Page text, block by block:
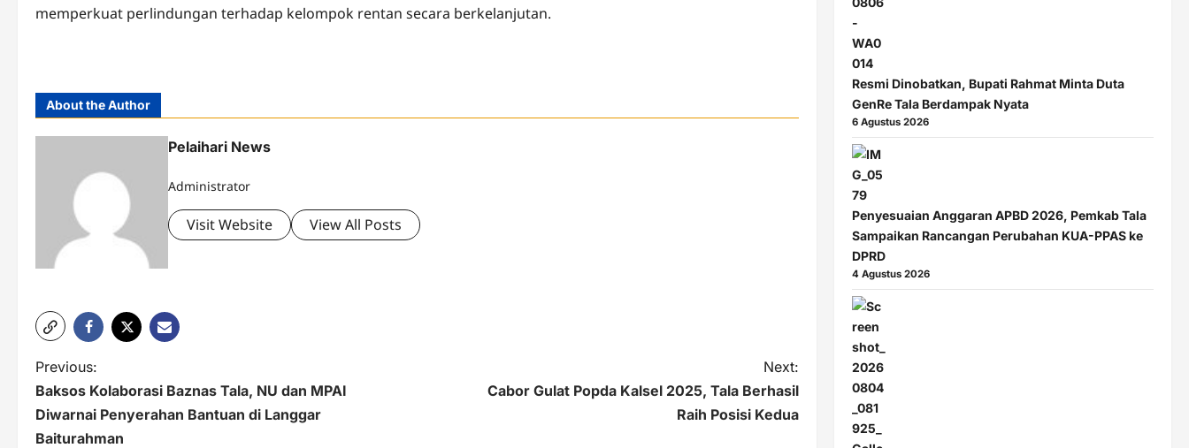
memperkuat perlindungan terhadap kelompok rentan secara berkelanjutan.
About the Author
Pelaihari News
Administrator
Visit Website View All Posts
P
o
s
Previous:
Baksos Kolaborasi Baznas Tala, NU dan MPAI
Diwarnai Penyerahan Bantuan di Langgar
Baiturahman
Next:
Cabor Gulat Popda Kalsel 2025, Tala Berhasil
Raih Posisi Kedua
Resmi Dinobatkan, Bupati Rahmat Minta Duta
GenRe Tala Berdampak Nyata
6 Agustus 2026
Penyesuaian Anggaran APBD 2026, Pemkab Tala
Sampaikan Rancangan Perubahan KUA-PPAS ke
DPRD
4 Agustus 2026